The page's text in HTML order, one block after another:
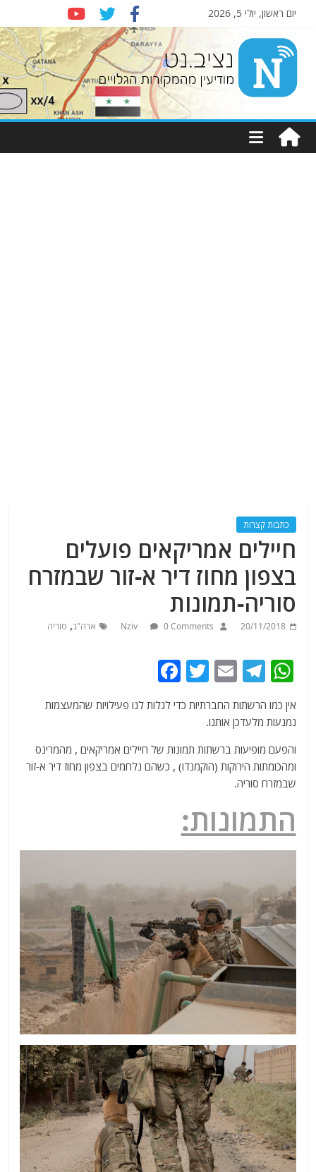
יום ראשון, יולי 5, 2026
Nziv.net
מודיעין
מהמקורות
כתבות קצרות
חיילים אמריקאים פועלים
בצפון מחוז דיר א-זור שבמזרח
סוריה-תמונות
20/11/2018
Nziv 0 Comments ארה"ב, סוריה
W
at
s
A
p
p
T
e
g
ra
m
E
ai
l
T
itt
er
a
c
e
b
אין כמו הרשתות החברתיות כדי לגלות לנו פעילויות שהמעצמות
נמנעות מלעדכן אותנו.
והפעם מופיעות ברשתות תמונות של חיילים אמריקאים , מהמרינס
ומהכומתות הירוקות (הוקמנדו) , כשהם נלחמים בצפון מחוז דיר א-זור
שבמזרח סוריה.
התמונות: